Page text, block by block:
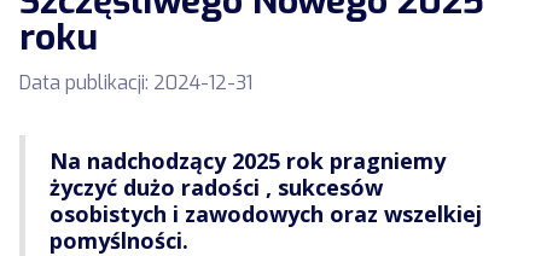
roku
Data publikacji: 2024-12-31
Na nadchodzący 2025 rok pragniemy
życzyć dużo radości , sukcesów
osobistych i zawodowych oraz wszelkiej
pomyślności.